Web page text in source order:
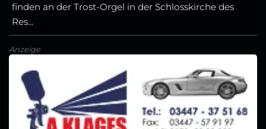
finden an der Trost-Orgel in der Schlosskirche des
Res...
Anzeige